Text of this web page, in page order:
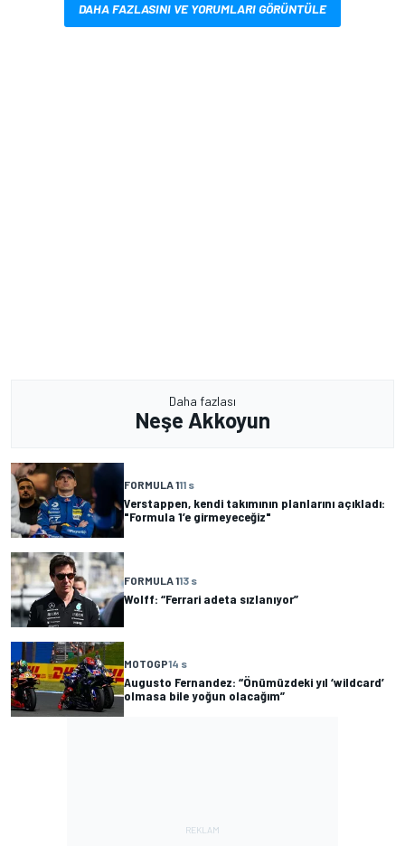
DAHA FAZLASINI VE YORUMLARI GÖRÜNTÜLE
Daha fazlası
Neşe Akkoyun
FORMULA 111 s
Verstappen, kendi takımının planlarını açıkladı:
"Formula 1’e girmeyeceğiz"
FORMULA 113 s
Wolff: “Ferrari adeta sızlanıyor”
MOTOGP14 s
Augusto Fernandez: “Önümüzdeki yıl ‘wildcard’
olmasa bile yoğun olacağım”